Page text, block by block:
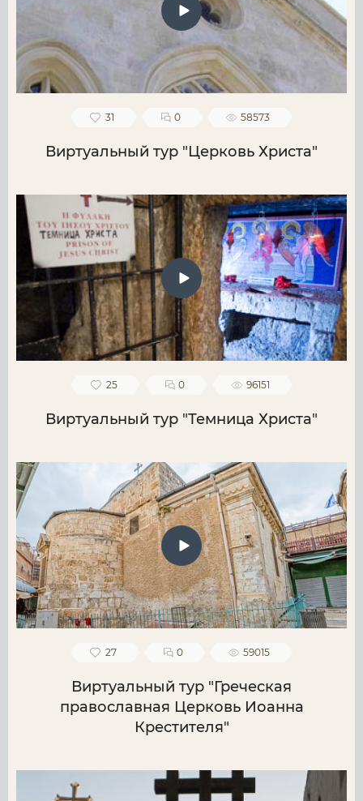
31 0 58573
Виртуальный тур "Церковь Христа"
25 0 96151
Виртуальный тур "Темница Христа"
27 0 59015
Виртуальный тур "Греческая
православная Церковь Иоанна
Крестителя"